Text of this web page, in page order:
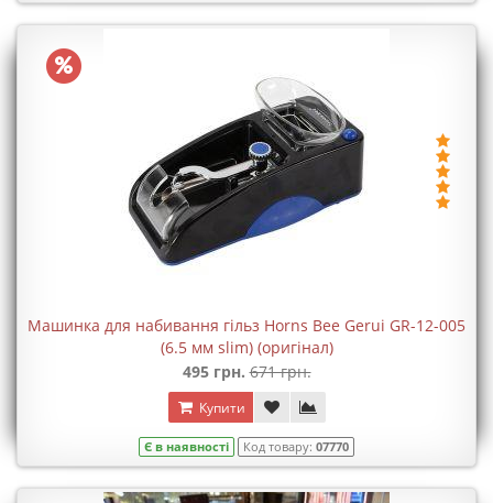
Машинка для набивання гільз Horns Bee Gerui GR-12-005
(6.5 мм slim) (оригінал)
495 грн. 671 грн.
Купити
Є в наявності Код товару: 07770